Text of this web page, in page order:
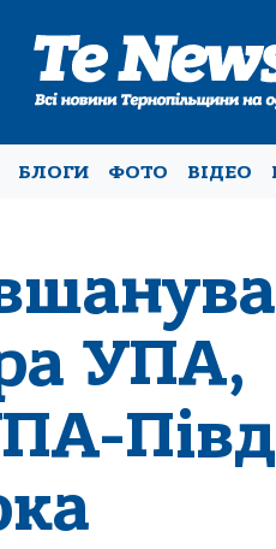
БЛОГИ ФОТО ВІДЕО
УПА,